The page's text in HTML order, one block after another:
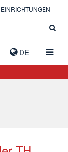
DE
EINRICHTUNGEN